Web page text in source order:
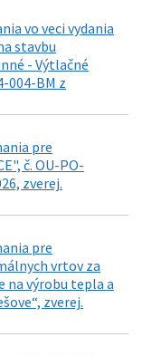
vo veci vydania
stavbu
- Výtlačné
004-BM z
pre
č. OU-PO-
zverej.
pre
vrtov za
na výrobu tepla a
zverej.